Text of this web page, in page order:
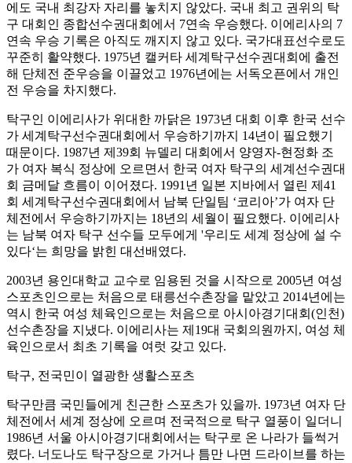
에도 국내 최강자 자리를 놓치지 않았다. 국내 최고 권위의 탁
구 대회인 종합선수권대회에서 7연속 우승했다. 이에리사의 7
연속 우승 기록은 아직도 깨지지 않고 있다. 국가대표선수로도
꾸준히 활약했다. 1975년 캘커타 세계탁구선수권대회에 출전
해 단체전 준우승을 이끌었고 1976년에는 서독오픈에서 개인
전 우승을 차지했다.
탁구인 이에리사가 위대한 까닭은 1973년 대회 이후 한국 선수
가 세계탁구선수권대회에서 우승하기까지 14년이 필요했기
때문이다. 1987년 제39회 뉴델리 대회에서 양영자-현정화 조
가 여자 복식 정상에 오르면서 한국 여자 탁구의 세계선수권대
회 금메달 흐름이 이어졌다. 1991년 일본 지바에서 열린 제41
회 세계탁구선수권대회에서 남북 단일팀 ‘코리아’가 여자 단
체전에서 우승하기까지는 18년의 세월이 필요했다. 이에리사
는 남북 여자 탁구 선수들 모두에게 '우리도 세계 정상에 설 수
있다‘는 희망을 밝힌 대선배였다.
2003년 용인대학교 교수로 임용된 것을 시작으로 2005년 여성
스포츠인으로는 처음으로 태릉선수촌장을 맡았고 2014년에는
역시 한국 여성 체육인으로는 처음으로 아시아경기대회(인천)
선수촌장을 지냈다. 이에리사는 제19대 국회의원까지, 여성 체
육인으로서 최초 기록을 여럿 갖고 있다.
탁구, 전국민이 열광한 생활스포츠
탁구만큼 국민들에게 친근한 스포츠가 있을까. 1973년 여자 단
체전에서 세계 정상에 오르며 전국적으로 탁구 열풍이 일더니
1986년 서울 아시아경기대회에서는 탁구로 온 나라가 들썩거
렸다. 너도나도 탁구장으로 가거나 틈만 나면 드라이브를 하는